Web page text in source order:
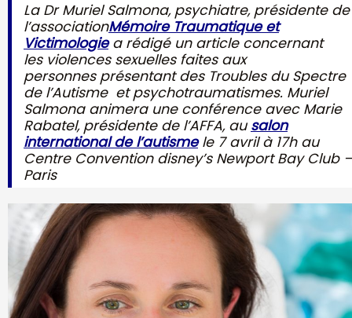
La Dr Muriel Salmona, psychiatre, présidente de
l’associationMémoire Traumatique et
Victimologiea rédigé un article concernant
les violences sexuelles faites aux
personnes présentant des Troubles du Spectre
de l’Autisme et psychotraumatismes. Muriel
Salmona animera une conférence avec Marie
Rabatel, présidente de l’AFFA, ausalon
international de l’autismele 7 avril à 17h au
Centre Convention disney’s Newport Bay Club –
Paris